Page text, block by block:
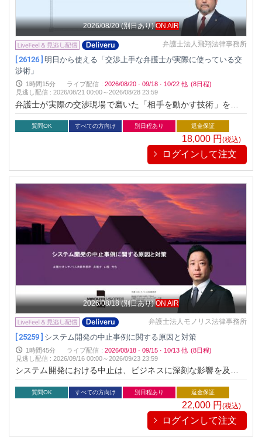
2026/08/20 (別日あり) ON AIR
弁護士法人飛翔法律事務所
[ 26126 ] 明日から使える「交渉上手な弁護士が実際に使っている交
渉術」
1時間15分 ライブ配信 : 2026/08/20 · 09/18 · 10/22 他 (8日程)
見逃し配信 :2026/08/21 00:00～2026/08/28 23:59
弁護士が実際の交渉現場で磨いた「相手を動かす技術」を体系
的に学ぶ実践セミナーです。 ビジネスシーンで応用しやすい汎
用的な交渉術から、クレーム対応や契約交渉に使える高度なテ
クニックまで、交渉を成功に導くための要点を具体的に解説。
“明日から使える”実践ノウハウが身につきます。
質問OK すべての方向け 別日程あり 返金保証
18,000 円(税込)
ログインして注文
2026/08/18 (別日あり) ON AIR
弁護士法人モノリス法律事務所
[ 25259 ] システム開発の中止事例に関する原因と対策
1時間45分 ライブ配信 : 2026/08/18 · 09/15 · 10/13 他 (8日程)
見逃し配信 :2026/09/16 00:00～2026/09/23 23:59
システム開発における中止は、ビジネスに深刻な影響を及ぼし
ます。本セミナーでは、開発中止の原因を解明し、そのリスク
を回避するための具体的な対策を学びます。法律面からプロジ
ェクト管理まで、実例を交え分かりやすく解説します。これか
らのプロジェクト成功に役立つ知識を一緒に身につけましょ
質問OK すべての方向け 別日程あり 返金保証
22,000 円(税込)
ログインして注文